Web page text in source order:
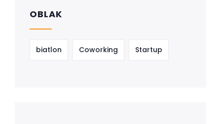
OBLAK
biatlon Coworking Startup